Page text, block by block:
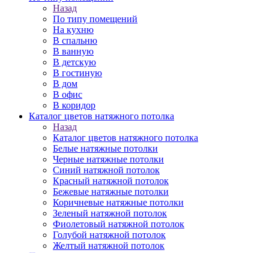
Назад
По типу помещений
На кухню
В спальню
В ванную
В детскую
В гостиную
В дом
В офис
В коридор
Каталог цветов натяжного потолка
Назад
Каталог цветов натяжного потолка
Белые натяжные потолки
Черные натяжные потолки
Синий натяжной потолок
Красный натяжной потолок
Бежевые натяжные потолки
Коричневые натяжные потолки
Зеленый натяжной потолок
Фиолетовый натяжной потолок
Голубой натяжной потолок
Желтый натяжной потолок